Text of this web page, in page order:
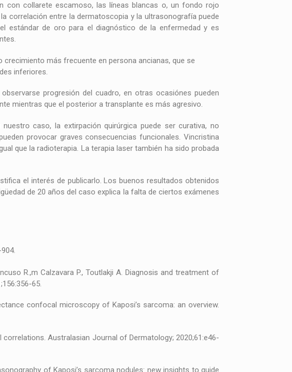
collarete escamoso, las líneas blancas o, un fondo rojo
correlación entre la dermatoscopia y la ultrasonografía puede
estándar de oro para el diagnóstico de la enfermedad y es
más frecuente en persona ancianas, que se
inferiores.
progresión del cuadro, en otras ocasiónes pueden
mientras que el posterior a transplante es más agresivo.
caso, la extirpación quirúrgica puede ser curativa, no
provocar graves consecuencias funcionales. Vincristina
que la radioterapia. La terapia laser también ha sido probada
el interés de publicarlo. Los buenos resultados obtenidos
de 20 años del caso explica la falta de ciertos exámenes
R.,m Calzavara P., Toutlakji A. Diagnosis and treatment of
65.
confocal microscopy of Kaposi’s sarcoma: an overview.
Australasian Journal of Dermatology; 2020;61:e46-
of Kaposi’s sarcoma nodules: new insights to guide